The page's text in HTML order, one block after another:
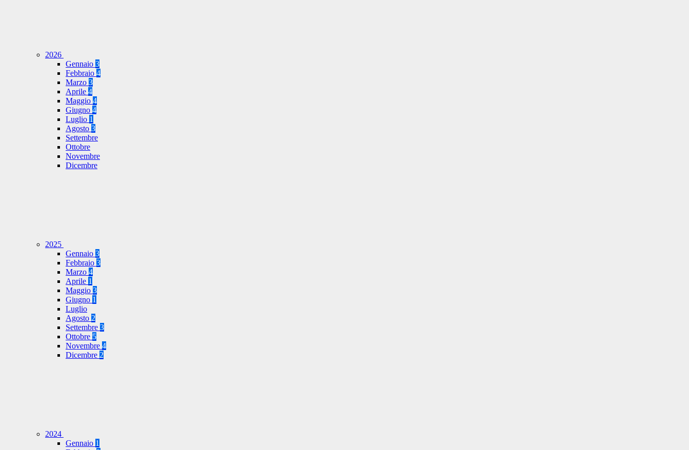
2026
Gennaio 3
Febbraio 4
Marzo 3
Aprile 4
Maggio 4
Giugno 4
Luglio 1
Agosto 3
Settembre
Ottobre
Novembre
Dicembre
2025
Gennaio 3
Febbraio 3
Marzo 4
Aprile 1
Maggio 3
Giugno 1
Luglio
Agosto 2
Settembre 3
Ottobre 5
Novembre 4
Dicembre 2
2024
Gennaio 1